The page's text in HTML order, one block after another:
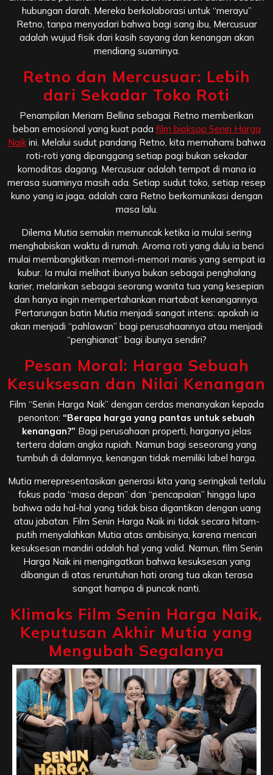
hubungan darah. Mereka berkolaborasi untuk “merayu”
Retno, tanpa menyadari bahwa bagi sang ibu, Mercusuar
adalah wujud fisik dari kasih sayang dan kenangan akan
mendiang suaminya.
Retno dan Mercusuar: Lebih
dari Sekadar Toko Roti
Penampilan Meriam Bellina sebagai Retno memberikan
beban emosional yang kuat pada film bioksop Senin Harga
Naikini. Melalui sudut pandang Retno, kita memahami bahwa
roti-roti yang dipanggang setiap pagi bukan sekadar
komoditas dagang. Mercusuar adalah tempat di mana ia
merasa suaminya masih ada. Setiap sudut toko, setiap resep
kuno yang ia jaga, adalah cara Retno berkomunikasi dengan
masa lalu.
Dilema Mutia semakin memuncak ketika ia mulai sering
menghabiskan waktu di rumah. Aroma roti yang dulu ia benci
mulai membangkitkan memori-memori manis yang sempat ia
kubur. Ia mulai melihat ibunya bukan sebagai penghalang
karier, melainkan sebagai seorang wanita tua yang kesepian
dan hanya ingin mempertahankan martabat kenangannya.
Pertarungan batin Mutia menjadi sangat intens: apakah ia
akan menjadi “pahlawan” bagi perusahaannya atau menjadi
“penghianat” bagi ibunya sendiri?
Pesan Moral: Harga Sebuah
Kesuksesan dan Nilai Kenangan
Film “Senin Harga Naik” dengan cerdas menanyakan kepada
penonton: “Berapa harga yang pantas untuk sebuah
kenangan?” Bagi perusahaan properti, harganya jelas
tertera dalam angka rupiah. Namun bagi seseorang yang
tumbuh di dalamnya, kenangan tidak memiliki label harga.
Mutia merepresentasikan generasi kita yang seringkali terlalu
fokus pada “masa depan” dan “pencapaian” hingga lupa
bahwa ada hal-hal yang tidak bisa digantikan dengan uang
atau jabatan. Film Senin Harga Naik ini tidak secara hitam-
putih menyalahkan Mutia atas ambisinya, karena mencari
kesuksesan mandiri adalah hal yang valid. Namun, film Senin
Harga Naik ini mengingatkan bahwa kesuksesan yang
dibangun di atas reruntuhan hati orang tua akan terasa
sangat hampa di puncak nanti.
Klimaks Film Senin Harga Naik,
Keputusan Akhir Mutia yang
Mengubah Segalanya